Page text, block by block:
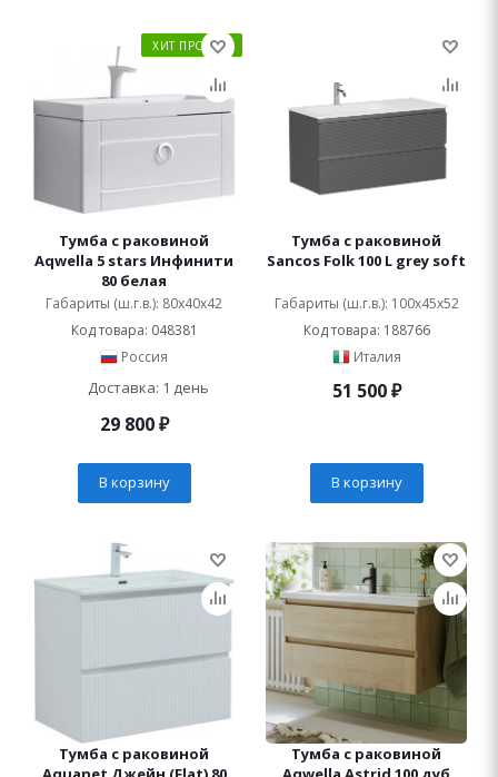
ХИТ ПРОДАЖ
Тумба с раковиной
Aqwella 5 stars Инфинити
80 белая
Габариты (ш.г.в.): 80x40x42
Код товара: 048381
Россия
Доставка: 1 день
29 800₽
В корзину
Тумба с раковиной
Sancos Folk 100 L grey soft
Габариты (ш.г.в.): 100x45x52
Код товара: 188766
Италия
51 500₽
В корзину
Тумба с раковиной
Тумба с раковиной